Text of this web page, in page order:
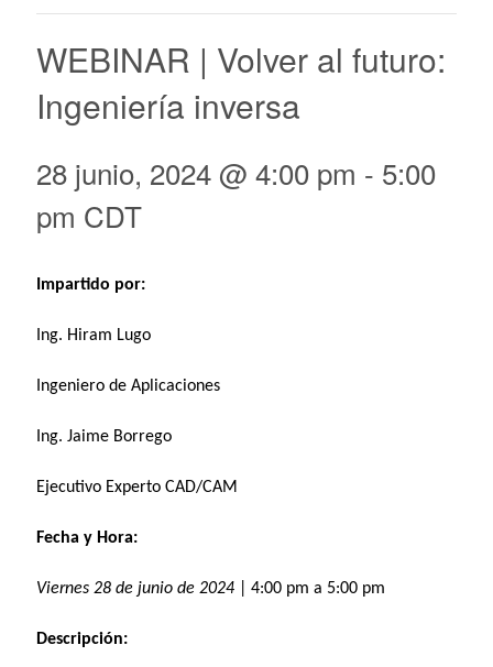
WEBINAR | Volver al futuro:
Ingeniería inversa
28 junio, 2024 @ 4:00 pm - 5:00
pm CDT
Impartido por:
Ing. Hiram Lugo
Ingeniero de Aplicaciones
Ing. Jaime Borrego
Ejecutivo Experto CAD/CAM
Fecha y Hora:
Viernes 28 de junio de 2024 | 4:00 pm a 5:00 pm
Descripción: